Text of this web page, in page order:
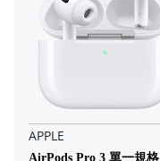
APPLE
AirPods Pro 3 單一規格